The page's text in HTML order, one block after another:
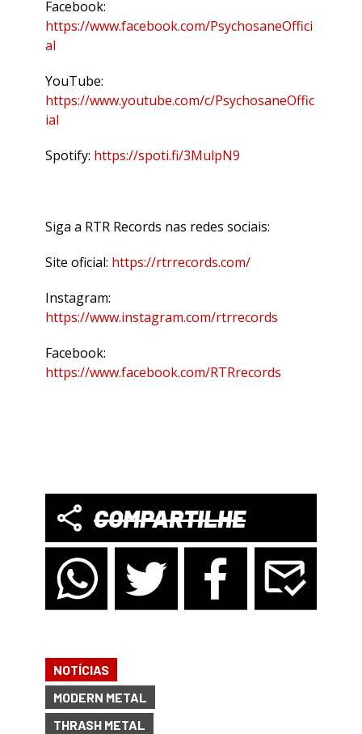
Facebook:
https://www.facebook.com/PsychosaneOffici
al
YouTube:
https://www.youtube.com/c/PsychosaneOffic
ial
Spotify: https://spoti.fi/3MulpN9
Siga a RTR Records nas redes sociais:
Site oficial: https://rtrrecords.com/
Instagram:
https://www.instagram.com/rtrrecords
Facebook:
https://www.facebook.com/RTRrecords
COMPARTILHE
NOTÍCIAS
MODERN METAL
THRASH METAL